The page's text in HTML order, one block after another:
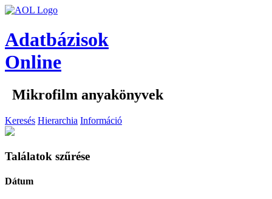
Adatbázisok
Online
Mikrofilm anyakönyvek
Keresés Hierarchia Információ
Találatok szűrése
Dátum